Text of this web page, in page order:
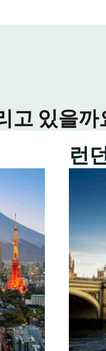
고 있을
런